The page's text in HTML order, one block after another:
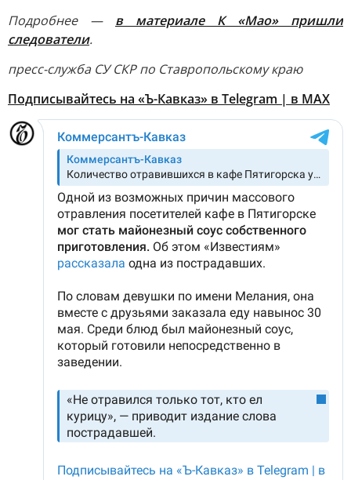
Подробнее — в материале К «Мао» пришли
следователи.
пресс-служба СУ СКР по Ставропольскому краю
Подписывайтесь на «Ъ-Кавказ» в Telegram | в MAX